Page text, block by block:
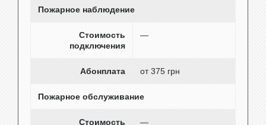
Пожарное наблюдение
Стоимость
подключения
—
Абонплата от 375 грн
Пожарное обслуживание
Стоимость
—